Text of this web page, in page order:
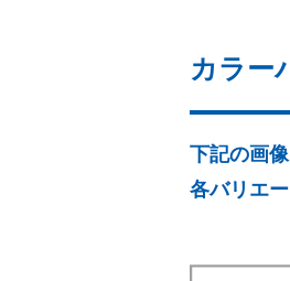
カラー
下記の画
各バリエ